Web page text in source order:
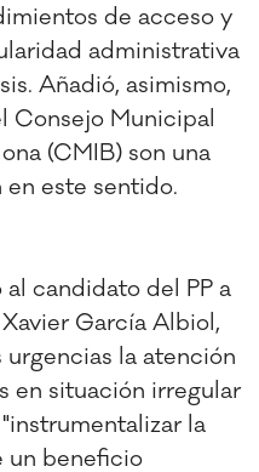
de acceso y
administrativa
Añadió, asimismo,
Consejo Municipal
(CMIB) son una
este sentido.
candidato del PP a
García Albiol,
la atención
en situación irregular
la
un beneficio